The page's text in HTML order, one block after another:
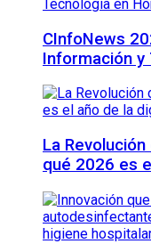
CInfoNews
Información y
La
qué 2026 es